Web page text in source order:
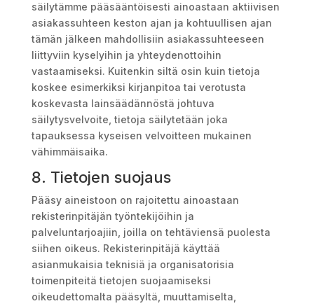
säilytämme pääsääntöisesti ainoastaan aktiivisen
asiakassuhteen keston ajan ja kohtuullisen ajan
tämän jälkeen mahdollisiin asiakassuhteeseen
liittyviin kyselyihin ja yhteydenottoihin
vastaamiseksi. Kuitenkin siltä osin kuin tietoja
koskee esimerkiksi kirjanpitoa tai verotusta
koskevasta lainsäädännöstä johtuva
säilytysvelvoite, tietoja säilytetään joka
tapauksessa kyseisen velvoitteen mukainen
vähimmäisaika.
8. Tietojen suojaus
Pääsy aineistoon on rajoitettu ainoastaan
rekisterinpitäjän työntekijöihin ja
palveluntarjoajiin, joilla on tehtäviensä puolesta
siihen oikeus. Rekisterinpitäjä käyttää
asianmukaisia teknisiä ja organisatorisia
toimenpiteitä tietojen suojaamiseksi
oikeudettomalta pääsyltä, muuttamiselta,